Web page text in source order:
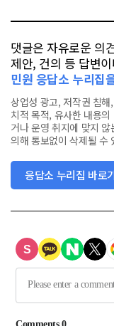
댓글은 자유로운 의
제안, 건의 등 답변
민원 응답소 누리집
상업성 광고, 저작권 침
치적 목적, 유사한 내용
거나 운영 취지에 맞지
의해 통보없이 삭제될 수
응답소 누리집 바로